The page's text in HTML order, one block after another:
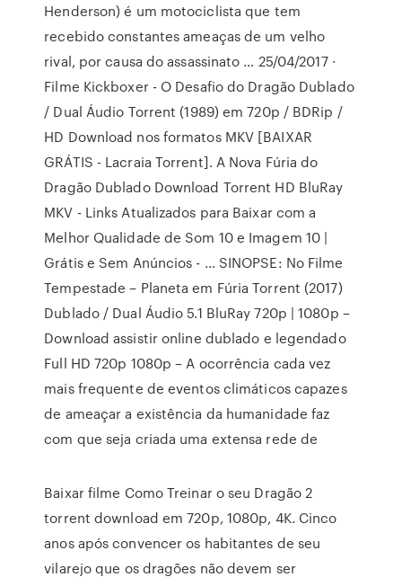
Henderson) é um motociclista que tem
recebido constantes ameaças de um velho
rival, por causa do assassinato … 25/04/2017 ·
Filme Kickboxer - O Desafio do Dragão Dublado
/ Dual Áudio Torrent (1989) em 720p / BDRip /
HD Download nos formatos MKV [BAIXAR
GRÁTIS - Lacraia Torrent]. A Nova Fúria do
Dragão Dublado Download Torrent HD BluRay
MKV - Links Atualizados para Baixar com a
Melhor Qualidade de Som 10 e Imagem 10 |
Grátis e Sem Anúncios - … SINOPSE: No Filme
Tempestade – Planeta em Fúria Torrent (2017)
Dublado / Dual Áudio 5.1 BluRay 720p | 1080p –
Download assistir online dublado e legendado
Full HD 720p 1080p – A ocorrência cada vez
mais frequente de eventos climáticos capazes
de ameaçar a existência da humanidade faz
com que seja criada uma extensa rede de
Baixar filme Como Treinar o seu Dragão 2
torrent download em 720p, 1080p, 4K. Cinco
anos após convencer os habitantes de seu
vilarejo que os dragões não devem ser